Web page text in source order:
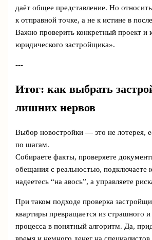
даёт общее представление. Но
к отправной точке, а не к истине в
Важно проверить конкретный проект и
юридического застройщика».
---
Итог: как выбрать
лишних нервов
Выбор новостройки — это не лотерея,
по шагам.
Собираете факты, проверяете
обещания с реальностью,
надеетесь “на авось”, а управляете
При таком подходе проверка
квартиры превращается из страшного и
процесса в понятный алгоритм. Да,
время и немного денег на